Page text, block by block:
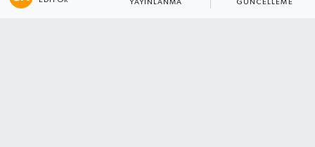
YAYINLANMA GÜNCELLEME